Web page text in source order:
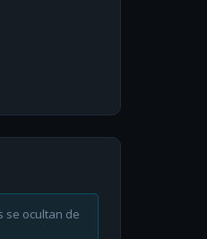
se ocultan de